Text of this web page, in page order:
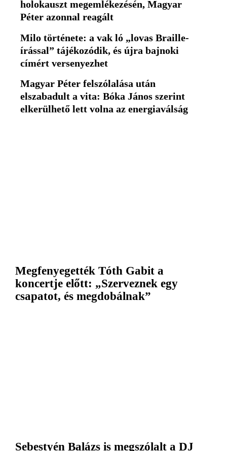
holokauszt megemlékezésén, Magyar
Péter azonnal reagált
Milo története: a vak ló „lovas Braille-
írással” tájékozódik, és újra bajnoki
címért versenyezhet
Magyar Péter felszólalása után
elszabadult a vita: Bóka János szerint
elkerülhető lett volna az energiaválság
Megfenyegették Tóth Gabit a
koncertje előtt: „Szerveznek egy
csapatot, és megdobálnak”
Sebestyén Balázs is megszólalt a DJ